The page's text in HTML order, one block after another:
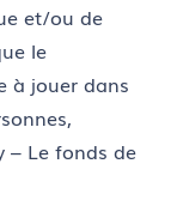
et/ou de
le
à jouer dans
– Le fonds de